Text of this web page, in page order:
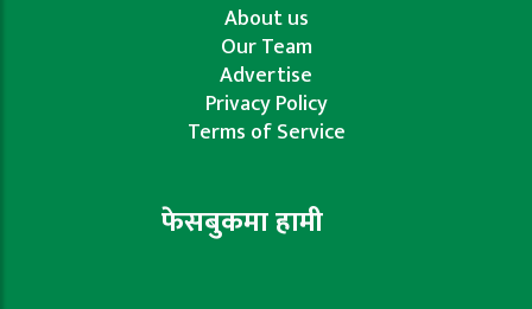
About us
Our Team
Advertise
Privacy Policy
Terms of Service
फेसबुकमा हामी